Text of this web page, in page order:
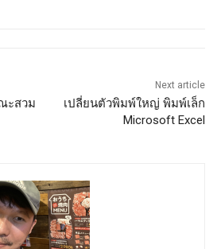
ะสวม
Next article
เปลี่ยนตัวพิมพ์ใหญ่ พิมพ์เล็ก
Microsoft Excel